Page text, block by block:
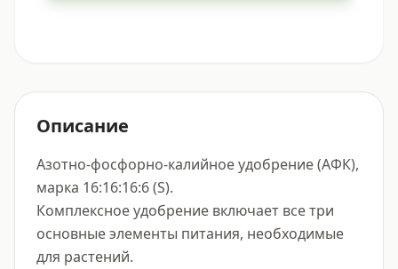
Описание
Азотно-фосфорно-калийное удобрение (АФК),
марка 16:16:16:6 (S).
Комплексное удобрение включает все три
основные элементы питания, необходимые
для растений.